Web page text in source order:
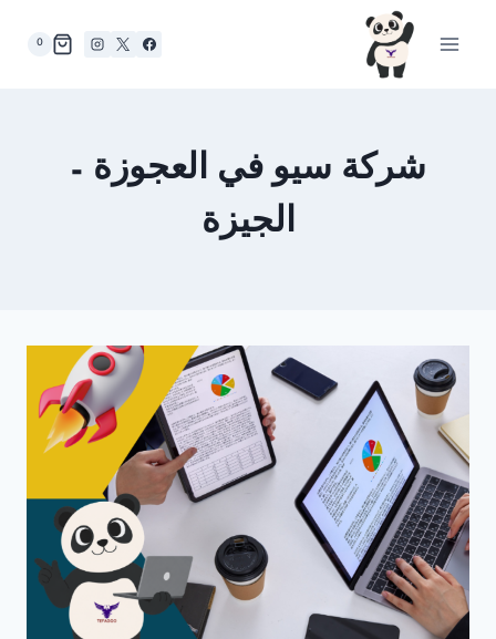
0
شركة سيو في العجوزة –
الجيزة